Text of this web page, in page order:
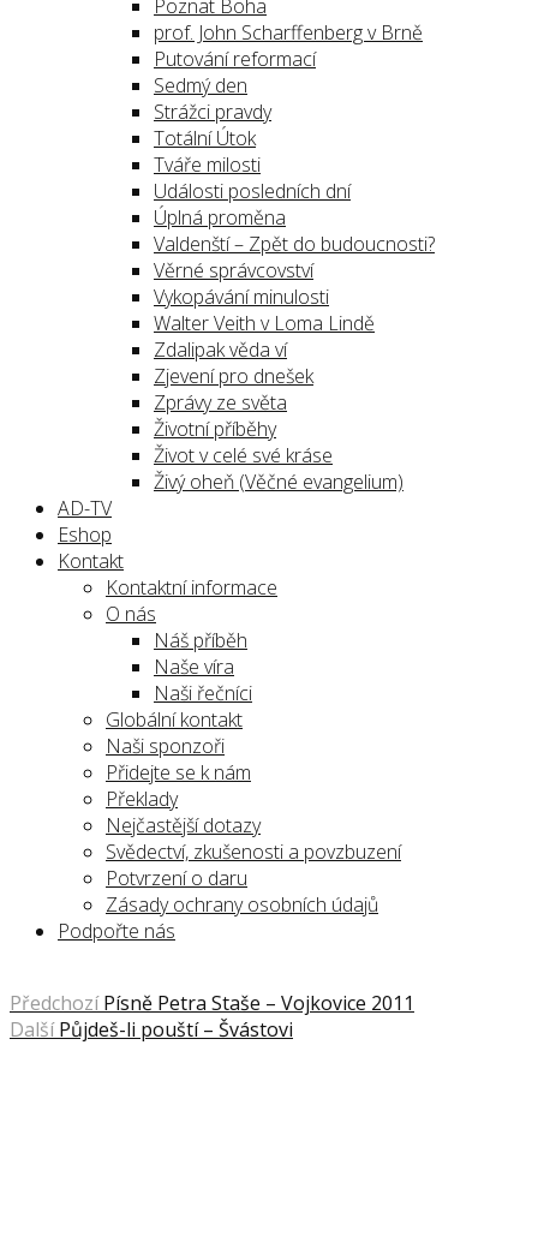
Poznat Boha
prof. John Scharffenberg v Brně
Putování reformací
Sedmý den
Strážci pravdy
Totální Útok
Tváře milosti
Události posledních dní
Úplná proměna
Valdenští – Zpět do budoucnosti?
Věrné správcovství
Vykopávání minulosti
Walter Veith v Loma Lindě
Zdalipak věda ví
Zjevení pro dnešek
Zprávy ze světa
Životní příběhy
Život v celé své kráse
Živý oheň (Věčné evangelium)
AD-TV
Eshop
Kontakt
Kontaktní informace
O nás
Náš příběh
Naše víra
Naši řečníci
Globální kontakt
Naši sponzoři
Přidejte se k nám
Překlady
Nejčastější dotazy
Svědectví, zkušenosti a povzbuzení
Potvrzení o daru
Zásady ochrany osobních údajů
Podpořte nás
Předchozí Písně Petra Staše – Vojkovice 2011
Další Půjdeš-li pouští – Švástovi